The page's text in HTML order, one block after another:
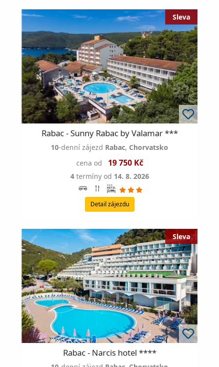
Rabac - Sunny Rabac by Valamar ***
10-denní zájezd Rabac, Chorvatsko
cena od
19 750 Kč
4termíny od 14. 8. 2026
Detail zájezdu
Rabac - Narcis hotel ****